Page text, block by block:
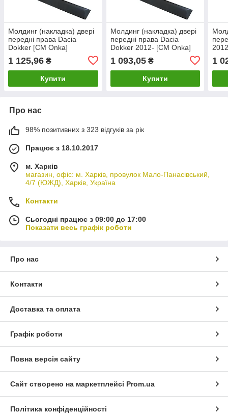
Молдинг (накладка) двері
передні права Dacia
Dokker [СМ Onka]
1 125,96 ₴
Купити
Молдинг (накладка) двері
передні права Dacia
Dokker 2012- [СМ Onka]
1 093,05₴
Купити
1
Про нас
98% позитивних з 323 відгуків за рік
Працює з 18.10.2017
м. Харків
магазин, офіс: м. Харків, провулок Мало-Панасівський,
4/7 (ЮЖД), Харків, Україна
Контакти
Сьогодні працює з 09:00 до 17:00
Показати весь графік роботи
Про нас
Контакти
Доставка та оплата
Графік роботи
Повна версія сайту
Сайт створено на маркетплейсі Prom.ua
Політика конфіденційності